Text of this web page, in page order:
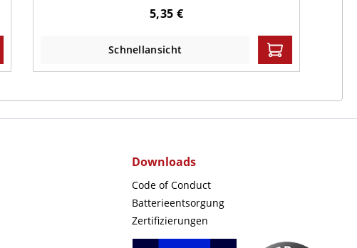
5,35 €
Schnellansicht
Downloads
Code of Conduct
Batterieentsorgung
Zertifizierungen